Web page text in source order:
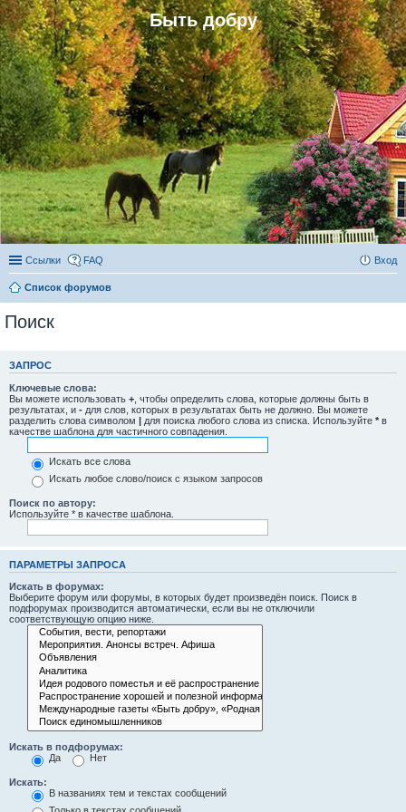
Быть добру
Ссылки FAQ Вход
Список форумов
Поиск
ЗАПРОС
Ключевые слова:
Вы можете использовать + , чтобы определить слова, которые должны быть в
результатах, и - для слов, которых в результатах быть не должно. Вы можете
разделить слова символом | для поиска любого слова из списка. Используйте * в
качестве шаблона для частичного совпадения.
Искать все слова
Искать любое слово/поиск с языком запросов
Поиск по автору:
Используйте * в качестве шаблона.
ПАРАМЕТРЫ ЗАПРОСА
Искать в форумах:
Выберите форум или форумы, в которых будет произведён поиск. Поиск в
подфорумах производится автоматически, если вы не отключили
соответствующую опцию ниже.
Искать в подфорумах:
Да
Нет
Искать:
В названиях тем и текстах сообщений